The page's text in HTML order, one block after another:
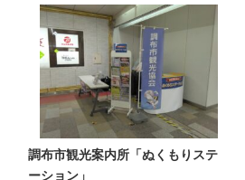
調布市観光案内所「ぬくもりステ
ーション」